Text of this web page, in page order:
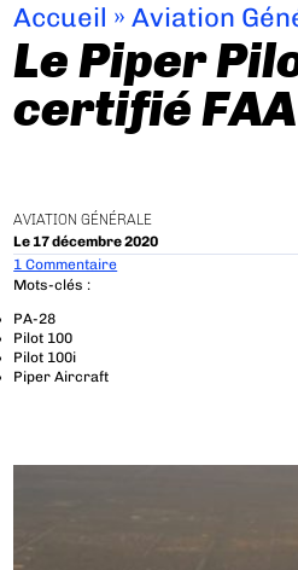
Accueil »Aviation
Le Piper
certifié FAA
AVIATION GÉNÉRALE
Le 17 décembre 2020
1 Commentaire
Mots-clés :
PA-28
Pilot 100
Pilot 100i
Piper Aircraft